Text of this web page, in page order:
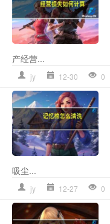
产经营...
jy 12-30 0
吸尘...
jy 12-27 0